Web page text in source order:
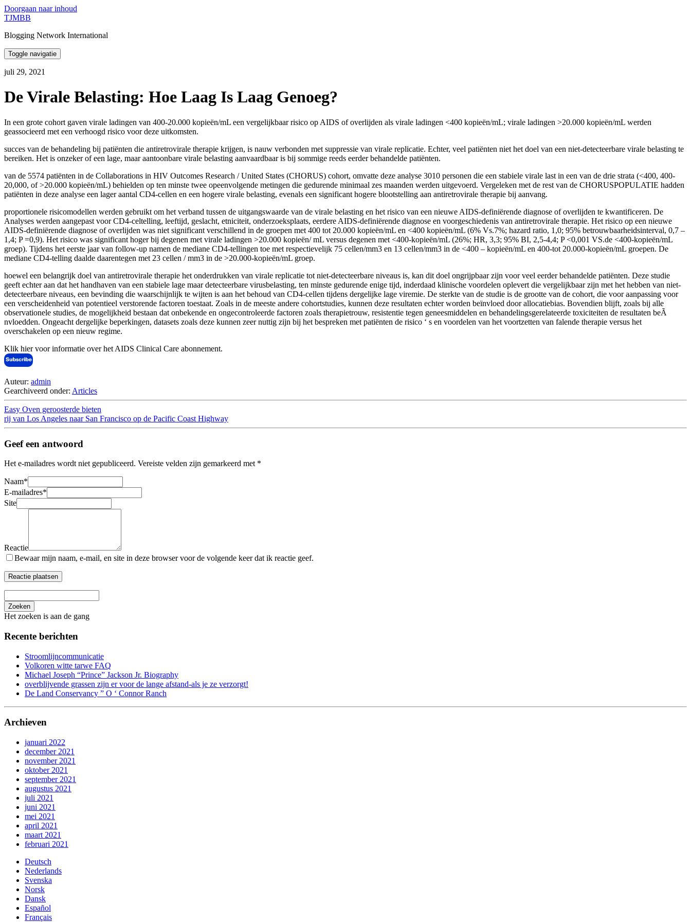
Doorgaan naar inhoud
TJMBB
Blogging Network International
Toggle navigatie
juli 29, 2021
De Virale Belasting: Hoe Laag Is Laag Genoeg?
In een grote cohort gaven virale ladingen van 400-20.000 kopieën/mL een vergelijkbaar risico op AIDS of overlijden als virale ladingen <400 kopieën/mL; virale ladingen >20.000 kopieën/mL werden
geassocieerd met een verhoogd risico voor deze uitkomsten.
succes van de behandeling bij patiënten die antiretrovirale therapie krijgen, is nauw verbonden met suppressie van virale replicatie. Echter, veel patiënten niet het doel van een niet-detecteerbare virale belasting te
bereiken. Het is onzeker of een lage, maar aantoonbare virale belasting aanvaardbaar is bij sommige reeds eerder behandelde patiënten.
van de 5574 patiënten in de Collaborations in HIV Outcomes Research / United States (CHORUS) cohort, omvatte deze analyse 3010 personen die een stabiele virale last in een van de drie strata (<400, 400-
20,000, of >20.000 kopieën/mL) behielden op ten minste twee opeenvolgende metingen die gedurende minimaal zes maanden werden uitgevoerd. Vergeleken met de rest van de CHORUSPOPULATIE hadden
patiënten in deze analyse een lager aantal CD4-cellen en een hogere virale belasting, evenals een significant hogere blootstelling aan antiretrovirale therapie bij aanvang.
proportionele risicomodellen werden gebruikt om het verband tussen de uitgangswaarde van de virale belasting en het risico van een nieuwe AIDS-definiërende diagnose of overlijden te kwantificeren. De
Analyses werden aangepast voor CD4-celtelling, leeftijd, geslacht, etniciteit, onderzoeksplaats, eerdere AIDS-definiërende diagnose en voorgeschiedenis van antiretrovirale therapie. Het risico op een nieuwe
AIDS-definiërende diagnose of overlijden was niet significant verschillend in de groepen met 400 tot 20.000 kopieën/mL en <400 kopieën/mL (6% Vs.7%; hazard ratio, 1,0; 95% betrouwbaarheidsinterval, 0,7 –
1,4; P =0,9). Het risico was significant hoger bij degenen met virale ladingen >20.000 kopieën/ mL versus degenen met <400-kopieën/mL (26%; HR, 3,3; 95% BI, 2,5-4,4; P <0,001 VS.de <400-kopieën/mL
groep). Tijdens het eerste jaar van follow-up namen de mediane CD4-tellingen toe met respectievelijk 75 cellen/mm3 en 13 cellen/mm3 in de <400 – kopieën/mL en 400-tot 20.000-kopieën/mL groepen. De
mediane CD4-telling daalde daarentegen met 23 cellen / mm3 in de >20.000-kopieën/mL groep.
hoewel een belangrijk doel van antiretrovirale therapie het onderdrukken van virale replicatie tot niet-detecteerbare niveaus is, kan dit doel ongrijpbaar zijn voor veel eerder behandelde patiënten. Deze studie
geeft echter aan dat het handhaven van een stabiele lage maar detecteerbare virusbelasting, ten minste gedurende enige tijd, inderdaad klinische voordelen oplevert die vergelijkbaar zijn met het hebben van niet-
detecteerbare niveaus, een bevinding die waarschijnlijk te wijten is aan het behoud van CD4-cellen tijdens dergelijke lage viremie. De sterkte van de studie is de grootte van de cohort, die voor aanpassing voor
een verscheidenheid van potentieel verstorende factoren toestaat. Zoals in de meeste andere cohortstudies, kunnen deze resultaten echter worden beïnvloed door allocatiebias. Bovendien blijft, zoals bij alle
observationele studies, de mogelijkheid bestaan dat onbekende en ongecontroleerde factoren zoals therapietrouw, resistentie tegen geneesmiddelen en behandelingsgerelateerde toxiciteiten de resultaten beÃ
nvloedden. Ongeacht dergelijke beperkingen, datasets zoals deze kunnen zeer nuttig zijn bij het bespreken met patiënten de risico ‘ s en voordelen van het voortzetten van falende therapie versus het
overschakelen op een nieuw regime.
Klik hier voor informatie over het AIDS Clinical Care abonnement.
Auteur: admin
Gearchiveerd onder: Articles
Easy Oven geroosterde bieten
rij van Los Angeles naar San Francisco op de Pacific Coast Highway
Geef een antwoord
Het e-mailadres wordt niet gepubliceerd. Vereiste velden zijn gemarkeerd met *
Naam*
E-mailadres*
Site
Reactie
Bewaar mijn naam, e-mail, en site in deze browser voor de volgende keer dat ik reactie geef.
Zoeken
Het zoeken is aan de gang
Recente berichten
Stroomlijncommunicatie
Volkoren witte tarwe FAQ
Michael Joseph “Prince” Jackson Jr. Biography
overblijvende grassen zijn er voor de lange afstand-als je ze verzorgt!
De Land Conservancy ” O ‘ Connor Ranch
Archieven
januari 2022
december 2021
november 2021
oktober 2021
september 2021
augustus 2021
juli 2021
juni 2021
mei 2021
april 2021
maart 2021
februari 2021
Deutsch
Nederlands
Svenska
Norsk
Dansk
Español
Français